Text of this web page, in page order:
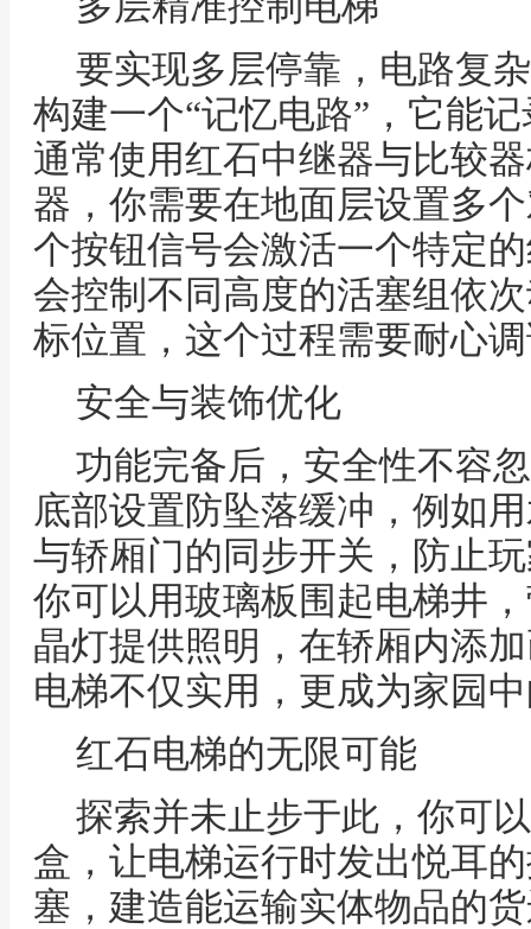
要实现多层停靠，电路复
构建一个“记忆电路”，它能
通常使用红石中继器与比较
器，你需要在地面层设置多
个按钮信号会激活一个特定
会控制不同高度的活塞组依
标位置，这个过程需要耐心
安全与装饰优化
功能完备后，安全性不容
底部设置防坠落缓冲，例如
与轿厢门的同步开关，防止
你可以用玻璃板围起电梯井
晶灯提供照明，在轿厢内添
电梯不仅实用，更成为家园
红石电梯的无限可能
探索并未止步于此，你可
盒，让电梯运行时发出悦耳
塞，建造能运输实体物品的